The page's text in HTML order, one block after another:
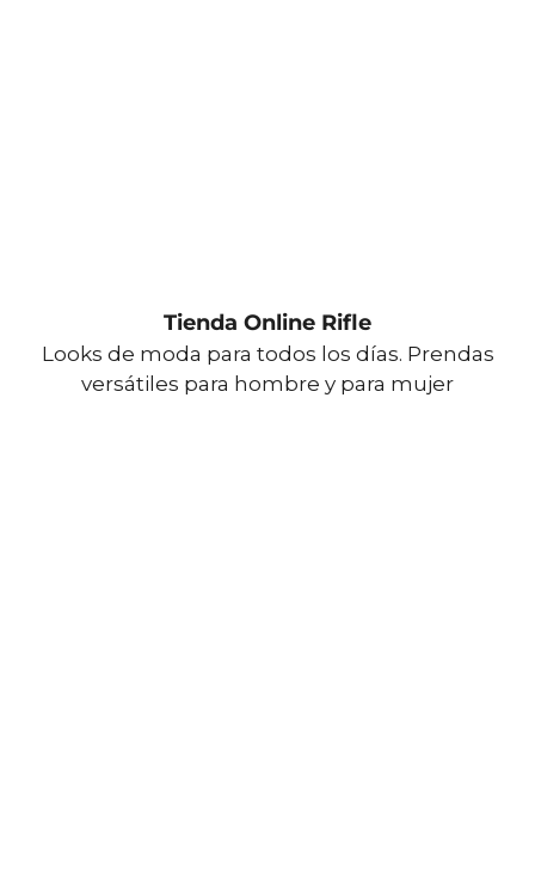
Tienda Online Rifle
Looks de moda para todos los días. Prendas
versátiles para hombre y para mujer